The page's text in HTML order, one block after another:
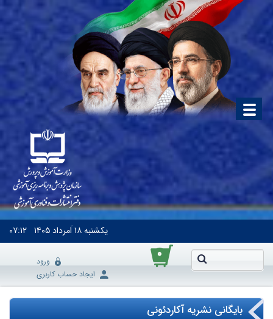
یکشنبه۱۸ اَمرداد ۱۴۰۵ ۰۷:۱۲
۰
ورود
ایجاد حساب کاربری
بایگانی نشریه آکاردئونی